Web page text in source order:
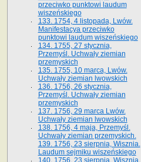
przeciwko punktowi laudum
wiszeńskiego
133. 1754, 4 listopada, Lwów.
Manifestacya przeciwko
punktowi laudum wiszeńskiego
134. 1755, 27 stycznia,
Przemyśl. Uchwały ziemian
przemyskich
135. 1755, 10 marca, Lwów.
Uchwały ziemian lwowskich
136. 1756, 26 stycznia,
Przemyśl. Uchwały ziemian
przemyskich
137. 1756, 29 marca Lwów.
Uchwały ziemian lwowskich
138. 1756, 4 maja, Przemyśl.
Uchwały ziemian przemyskich.
139. 1756, 23 sierpnia, Wisznia.
Laudum sejmiku wiszeńskiego
140. 1756, 23 sierpnia, Wisznia.